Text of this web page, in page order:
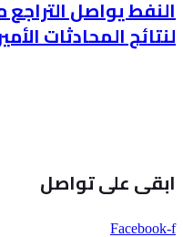
النفط يواصل
لنتائج المحادثات
ابقى على تواصل
Facebook-f